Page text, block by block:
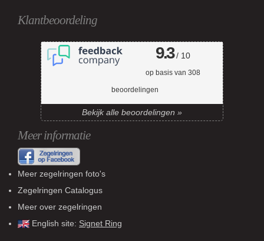
Klantbeoordeling
9.3/ 10
op basis van 308
beoordelingen
Bekijk alle beoordelingen »
Meer informatie
Meer zegelringen foto's
Zegelringen Catalogus
Meer over zegelringen
English site: Signet Ring